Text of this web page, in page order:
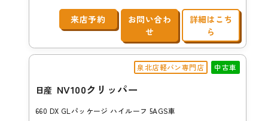
来店予約
お問い合わ
せ
詳細はこち
ら
泉北店軽バン専門店 中古車
日産 NV100クリッパー
660 DX GLパッケージ ハイルーフ 5AGS車